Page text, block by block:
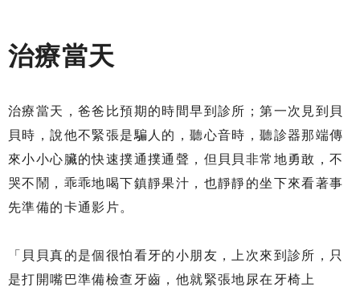
治療當天
治療當天，爸爸比預期的時間早到診所；第一次見到貝
貝時，說他不緊張是騙人的，聽心音時，聽診器那端傳
來小小心臟的快速撲通撲通聲，但貝貝非常地勇敢，不
哭不鬧，乖乖地喝下鎮靜果汁，也靜靜的坐下來看著事
先準備的卡通影片。
「貝貝真的是個很怕看牙的小朋友，上次來到診所，只
是打開嘴巴準備檢查牙齒，他就緊張地尿在牙椅上